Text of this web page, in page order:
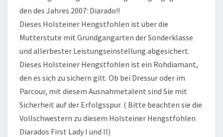
den des Jahres 2007: Diarado!!
Dieses Holsteiner Hengstfohlen ist über die
Mutterstute mit Grundgangarten der Sonderklasse
und allerbester Leistungseinstellung abgesichert.
Dieses Holsteiner Hengstfohlen ist ein Rohdiamant,
den es sich zu sichern gilt. Ob bei Dressur oder im
Parcour, mit diesem Ausnahmetalent sind Sie mit
Sicherheit auf der Erfolgsspur. ( Bitte beachten sie die
Vollschwestern zu diesem Holsteiner Hengstfohlen
Diarados First Lady I und II)